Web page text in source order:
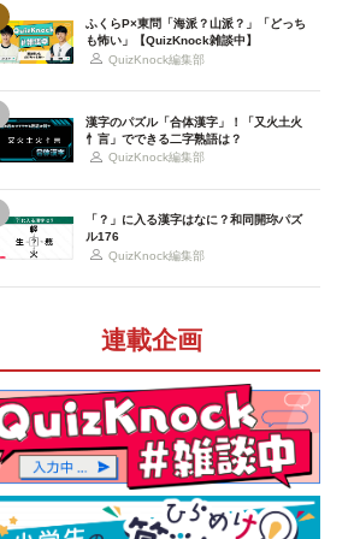
ふくらP×東問「海派？山派？」「どっち
も怖い」【QuizKnock雑談中】
QuizKnock編集部
漢字のパズル「合体漢字」！「又火土火
忄言」でできる二字熟語は？
QuizKnock編集部
「？」に入る漢字はなに？和同開珎パズ
ル176
QuizKnock編集部
連載企画